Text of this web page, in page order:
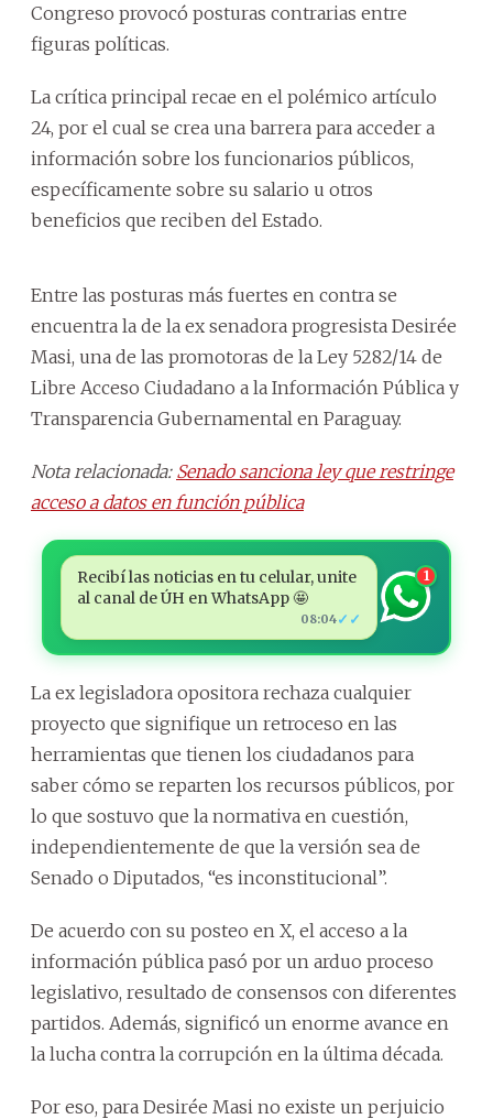
Congreso provocó posturas contrarias entre
figuras políticas.
La crítica principal recae en el polémico artículo
24, por el cual se crea una barrera para acceder a
información sobre los funcionarios públicos,
específicamente sobre su salario u otros
beneficios que reciben del Estado.
Entre las posturas más fuertes en contra se
encuentra la de la ex senadora progresista Desirée
Masi, una de las promotoras de la Ley 5282/14 de
Libre Acceso Ciudadano a la Información Pública y
Transparencia Gubernamental en Paraguay.
Nota relacionada: Senado sanciona ley que restringe
acceso a datos en función pública
Recibí las noticias en tu celular, unite
al canal de ÚH en WhatsApp 🤩
08:04✓✓
1
La ex legisladora opositora rechaza cualquier
proyecto que signifique un retroceso en las
herramientas que tienen los ciudadanos para
saber cómo se reparten los recursos públicos, por
lo que sostuvo que la normativa en cuestión,
independientemente de que la versión sea de
Senado o Diputados, “es inconstitucional”.
De acuerdo con su posteo en X, el acceso a la
información pública pasó por un arduo proceso
legislativo, resultado de consensos con diferentes
partidos. Además, significó un enorme avance en
la lucha contra la corrupción en la última década.
Por eso, para Desirée Masi no existe un perjuicio